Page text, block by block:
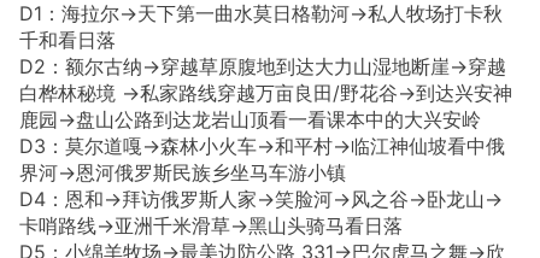
D1：海拉尔→天下第一曲水莫日格勒河→私人牧场打卡秋
千和看日落
D2：额尔古纳→穿越草原腹地到达大力山湿地断崖→穿越
白桦林秘境 →私家路线穿越万亩良田/野花谷→到达兴安神
鹿园→盘山公路到达龙岩山顶看一看课本中的大兴安岭
D3：莫尔道嘎→森林小火车→和平村→临江神仙坡看中俄
界河→恩河俄罗斯民族乡坐马车游小镇
D4：恩和→拜访俄罗斯人家→笑脸河→风之谷→卧龙山→
卡哨路线→亚洲千米滑草→黑山头骑马看日落
D5：小绵羊牧场→最美边防公路 331→巴尔虎马之舞→欣